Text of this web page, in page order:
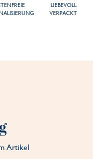
LIEBEVOLL
VERPACKT
Artikel